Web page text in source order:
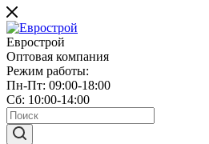
Еврострой
Оптовая компания
Режим работы:
Пн-Пт: 09:00-18:00
Сб: 10:00-14:00